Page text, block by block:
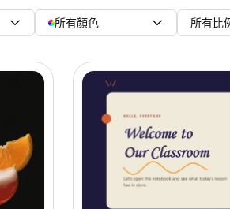
所有顏色 所有比